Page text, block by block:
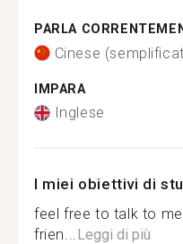
PARLA
Cinese
IMPARA
Inglese
I miei obiettivi di
feel free to talk to
frien...Leggi di più